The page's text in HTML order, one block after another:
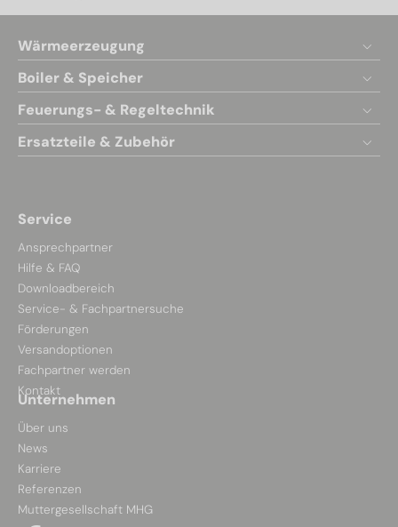
Wärmeerzeugung
Boiler & Speicher
Feuerungs- & Regeltechnik
Ersatzteile & Zubehör
Service
Ansprechpartner
Hilfe & FAQ
Downloadbereich
Service- & Fachpartnersuche
Förderungen
Versandoptionen
Fachpartner werden
Kontakt
Unternehmen
Über uns
News
Karriere
Referenzen
Muttergesellschaft MHG